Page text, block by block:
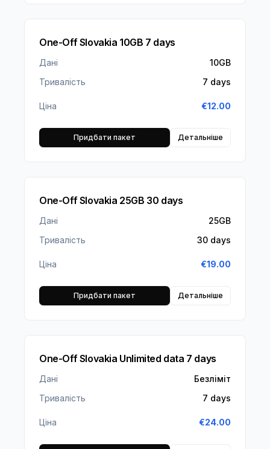
One-Off Slovakia 10GB 7 days
Дані
10GB
Тривалість
7 days
Ціна €12.00
Придбати пакет Детальніше
One-Off Slovakia 25GB 30 days
Дані
25GB
Тривалість
30 days
Ціна €19.00
Придбати пакет Детальніше
One-Off Slovakia Unlimited data 7 days
Дані
Безліміт
Тривалість
7 days
Ціна €24.00